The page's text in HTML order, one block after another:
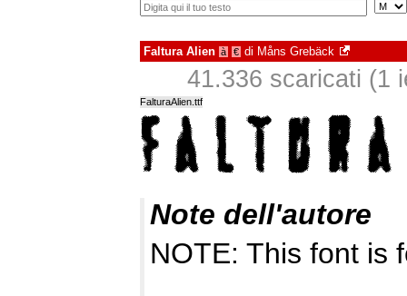
Faltura Alien à € di Måns Grebäck
41.336 scaricati (1
FalturaAlien.ttf
Note dell'autore
NOTE: This font is